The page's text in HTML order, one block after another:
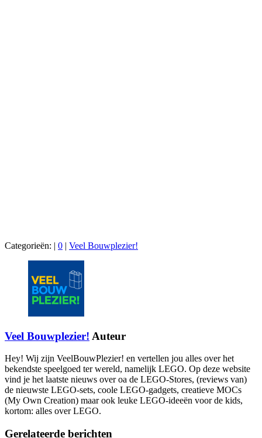
Categorieën: | 0 | Veel Bouwplezier!
Veel Bouwplezier! Auteur
Hey! Wij zijn VeelBouwPlezier! en vertellen jou alles over het
bekendste speelgoed ter wereld, namelijk LEGO. Op deze website
vind je het laatste nieuws over oa de LEGO-Stores, (reviews van)
de nieuwste LEGO-sets, coole LEGO-gadgets, creatieve MOCs
(My Own Creation) maar ook leuke LEGO-ideeën voor de kids,
kortom: alles over LEGO.
Gerelateerde berichten